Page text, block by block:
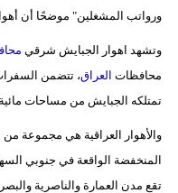
ورواتب المشغلين" موضحًا أن
وتشهد اهوار الجبايش شرقي
محافظات العراق، تتضمن
تمتلكه الجبايش من مساحات
والأهوار العراقية هي مجموعة
المنخفضة الواقعة في جنوبي
تقع مدن العمارة والناصرية